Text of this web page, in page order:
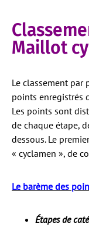
Maillot
Le classement par
points enregistrés
Les points sont
de chaque étape,
dessous. Le
« cyclamen », de
Le barème des
Étapes de